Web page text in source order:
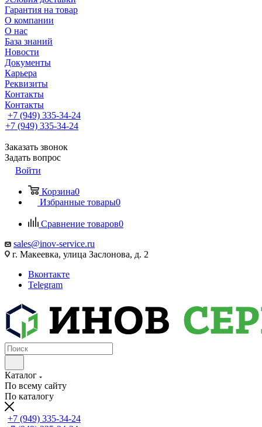
Гарантия на товар
О компании
О нас
База знаний
Новости
Документы
Карьера
Реквизиты
Контакты
Контакты
+7 (949) 335-34-24
+7 (949) 335-34-24
Заказать звонок
Задать вопрос
Войти
Корзина0
Избранные товары0
Сравнение товаров0
sales@inov-service.ru
г. Макеевка, улица Заслонова, д. 2
Вконтакте
Telegram
Каталог
По всему сайту
По каталогу
+7 (949) 335-34-24